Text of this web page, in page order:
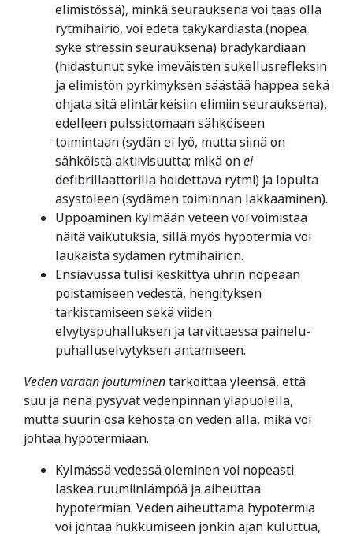
elimistössä), minkä seurauksena voi taas olla
rytmihäiriö, voi edetä takykardiasta (nopea
syke stressin seurauksena) bradykardiaan
(hidastunut syke imeväisten sukellusrefleksin
ja elimistön pyrkimyksen säästää happea sekä
ohjata sitä elintärkeisiin elimiin seurauksena),
edelleen pulssittomaan sähköiseen
toimintaan (sydän ei lyö, mutta siinä on
sähköistä aktiivisuutta; mikä onei
defibrillaattorilla hoidettava rytmi) ja lopulta
asystoleen (sydämen toiminnan lakkaaminen).
Uppoaminen kylmään veteen voi voimistaa
näitä vaikutuksia, sillä myös hypotermia voi
laukaista sydämen rytmihäiriön.
Ensiavussa tulisi keskittyä uhrin nopeaan
poistamiseen vedestä, hengityksen
tarkistamiseen sekä viiden
elvytyspuhalluksen ja tarvittaessa painelu-
puhalluselvytyksen antamiseen.
Veden varaan joutuminentarkoittaa yleensä, että
suu ja nenä pysyvät vedenpinnan yläpuolella,
mutta suurin osa kehosta on veden alla, mikä voi
johtaa hypotermiaan.
Kylmässä vedessä oleminen voi nopeasti
laskea ruumiinlämpöä ja aiheuttaa
hypotermian. Veden aiheuttama hypotermia
voi johtaa hukkumiseen jonkin ajan kuluttua,